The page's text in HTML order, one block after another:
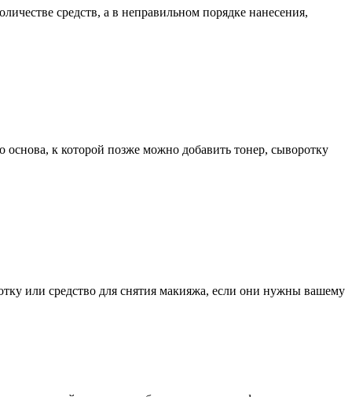
средств, а в неправильном порядке нанесения,
к которой позже можно добавить тонер, сыворотку
или средство для снятия макияжа, если они нужны вашему